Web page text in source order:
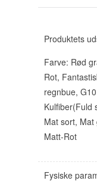
Produktets
Farve: Rød
Rot,
regnbue,
Kulfiber(Fuld
Mat sort,
Matt-Rot
Fysiske